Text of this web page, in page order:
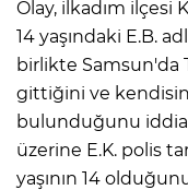
Olay, ilkadım ilçesi
14 yaşındaki E.B.
birlikte Samsun'da
gittiğini ve
bulunduğunu iddia
üzerine E.K. polis
yaşının 14